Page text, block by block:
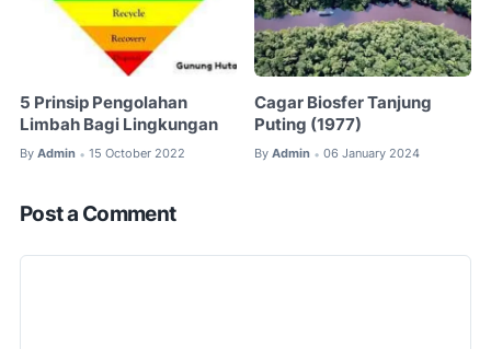
5 Prinsip Pengolahan
Limbah Bagi Lingkungan
By Admin • 15 October 2022
Cagar Biosfer Tanjung
Puting (1977)
By Admin • 06 January 2024
Post a Comment